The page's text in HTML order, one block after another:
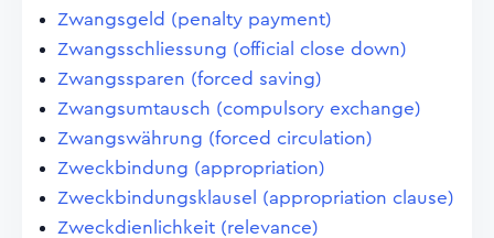
Zwangsgeld (penalty payment)
Zwangsschliessung (official close down)
Zwangssparen (forced saving)
Zwangsumtausch (compulsory exchange)
Zwangswährung (forced circulation)
Zweckbindung (appropriation)
Zweckbindungsklausel (appropriation clause)
Zweckdienlichkeit (relevance)